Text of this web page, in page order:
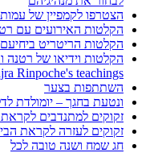
הצטרפו לקמפיין של
הקלטות האירועים עם
הקלטות הריטריט
Rinpoche's teachings
השתתפות בצער
ונטעת בחגך – יומולדת
זקוקים למתנדבים
זקוקים לעזרה לקראת
חג שמח ושנה טובה לכל